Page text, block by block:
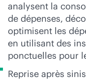
analysent la
de dépenses,
optimisent les
en utilisant des
ponctuelles pour
Reprise après